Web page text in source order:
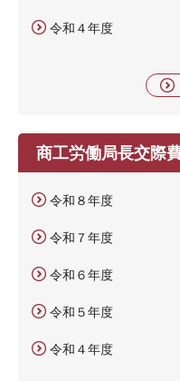
令和４年度
商工労働局長交際
令和８年度
令和７年度
令和６年度
令和５年度
令和４年度